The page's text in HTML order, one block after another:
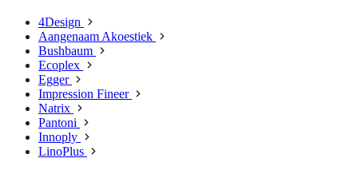
4Design
Aangenaam Akoestiek
Bushbaum
Ecoplex
Egger
Impression Fineer
Natrix
Pantoni
Innoply
LinoPlus